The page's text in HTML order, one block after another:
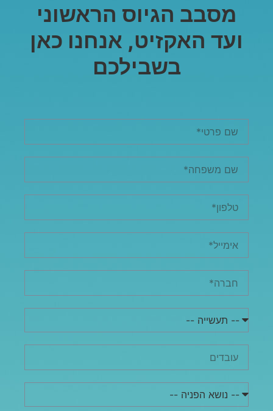
מסבב הגיוס הראשוני
ועד האקזיט, אנחנו כאן
בשבילכם